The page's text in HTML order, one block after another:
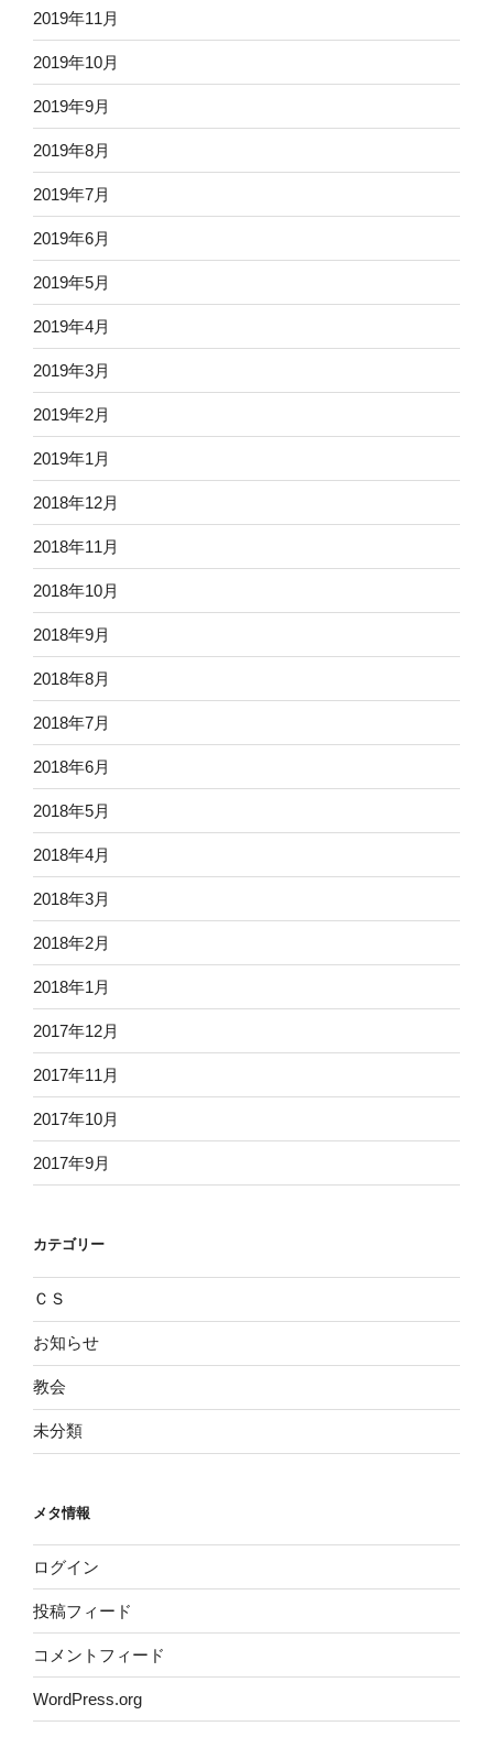
2019年11月
2019年10月
2019年9月
2019年8月
2019年7月
2019年6月
2019年5月
2019年4月
2019年3月
2019年2月
2019年1月
2018年12月
2018年11月
2018年10月
2018年9月
2018年8月
2018年7月
2018年6月
2018年5月
2018年4月
2018年3月
2018年2月
2018年1月
2017年12月
2017年11月
2017年10月
2017年9月
カテゴリー
ＣＳ
お知らせ
教会
未分類
メタ情報
ログイン
投稿フィード
コメントフィード
WordPress.org